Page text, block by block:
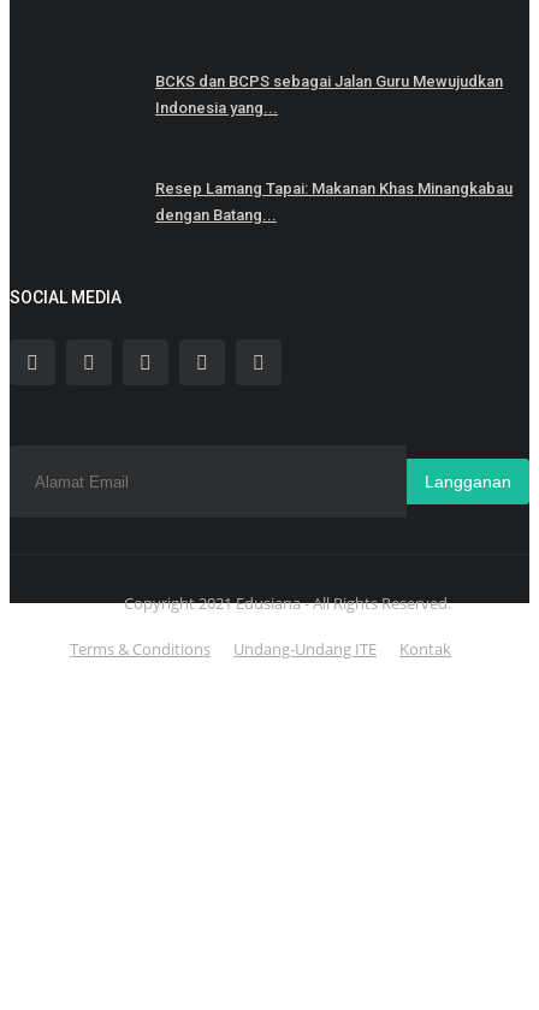
BCKS dan BCPS sebagai Jalan Guru Mewujudkan
Indonesia yang...
Resep Lamang Tapai: Makanan Khas Minangkabau
dengan Batang...
SOCIAL MEDIA
Langganan
Copyright 2021 Edusiana - All Rights Reserved.
Terms & Conditions Undang-Undang ITE Kontak